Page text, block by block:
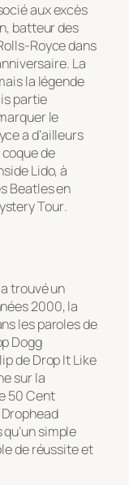
aux excès
batteur des
Royce dans
La
la légende
partie
le
a d’ailleurs
de
Lido, à
Beatles en
Tour.
trouvé un
2000, la
les paroles de
Dogg
deDrop It Like
sur la
50 Cent
qu’un simple
de réussite et